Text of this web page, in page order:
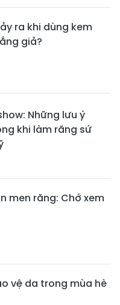
ra khi dùng kem
giả?
Những lưu ý
khi làm răng sứ
men răng: Chớ xem
vệ da trong mùa hè